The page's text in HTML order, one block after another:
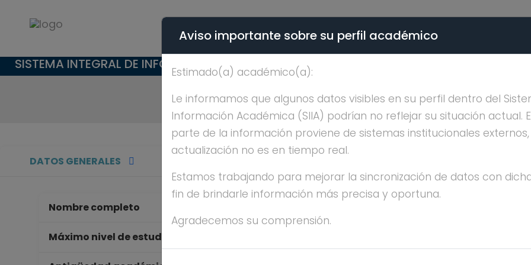
SISTEMA INTEGRAL DE INFORMACIÓN ACADÉMICA - PÚBLICO
GUSTAVO VIDAL
DATOS GENERALES
Nombre completo
Máximo nivel de estudios
Aviso importante sobre su perfil académico
Estimado(a) académico(a):
Le informamos que algunos datos visibles en su perfil dentro del
Información Académica (SIIA) podrían no reflejar su situación actual.
parte de la información proviene de sistemas institucionales
actualización no es en tiempo real.
Estamos trabajando para mejorar la sincronización de datos con
fin de brindarle información más precisa y oportuna.
Agradecemos su comprensión.